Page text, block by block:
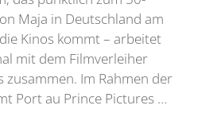
Maja in Deutschland am
Kinos kommt – arbeitet
mit dem Filmverleiher
zusammen. Im Rahmen der
Port au Prince Pictures …